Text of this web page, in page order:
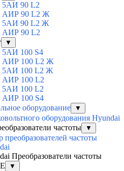
5АИ 90 L2
АИР 90 L2 Ж
5АИ 90 L2 Ж
АИР 90 L2
▼
5АИ 100 S4
АИР 100 L2 Ж
5АИ 100 L2 Ж
АИР 100 L2
5АИ 100 L2
АИР 100 S4
оборудование
▼
оборудования Hyundai
частоты
▼
преобразователей частоты
Преобразователи частоты
▼